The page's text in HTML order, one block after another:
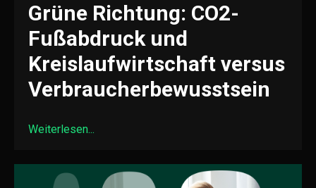
Grüne Richtung: CO2-
Fußabdruck und
Kreislaufwirtschaft versus
Verbraucherbewusstsein
Weiterlesen...